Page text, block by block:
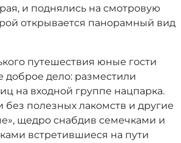
и поднялись на смотровую
открывается панорамный вид
путешествия юные гости
доброе дело: разместили
на входной группе нацпарка.
без полезных лакомств и другие
щедро снабдив семечками и
встретившиеся на пути